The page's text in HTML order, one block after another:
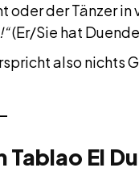
oder der Tänzer in
(Er/Sie hat
also nichts
El